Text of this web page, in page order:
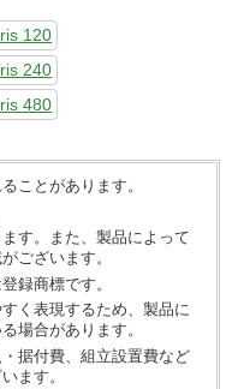
120
240
480
ことがあります。
す。また、製品によって
ございます。
録商標です。
く表現するため、製品に
場合があります。
据付費、組立設置費など
ます。